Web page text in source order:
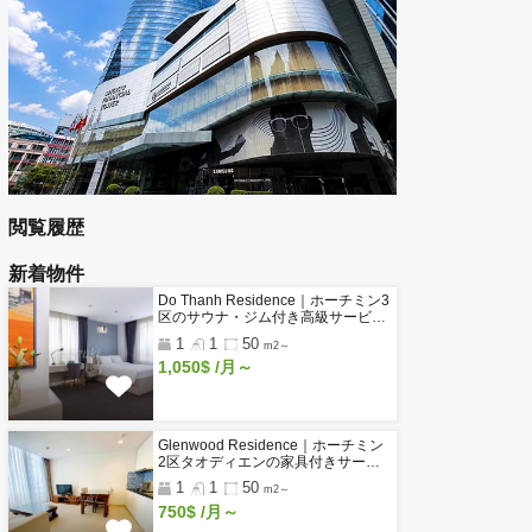
高級サービスアパートを探す
工業団地・工場のページ
賃貸オフィス 一覧